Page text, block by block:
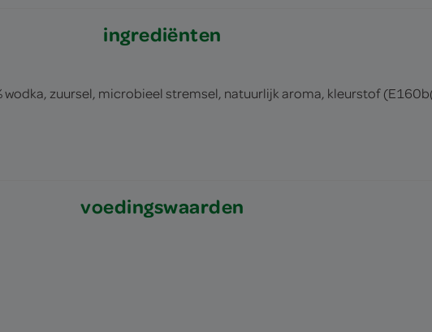
ingrediënten
wodka, zuursel, microbieel stremsel, natuurlijk aroma, kleurstof
voedingswaarden